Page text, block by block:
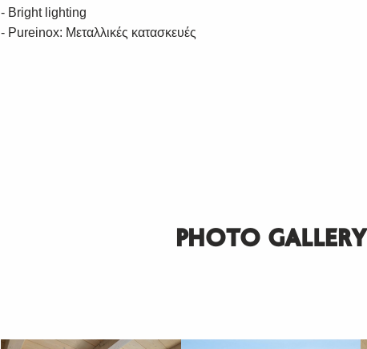
- Bright lighting
- Pureinox: Μεταλλικές κατασκευές
PHOTO GALLERY